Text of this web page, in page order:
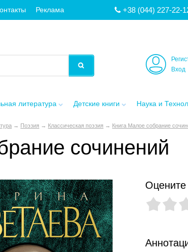
Реклама +38 (044) 227-22-
Вход
литература Детские книги Наука и
→ Поэзия → Классическая поэзия → Книга Малое собрание
сочинений
Оцените